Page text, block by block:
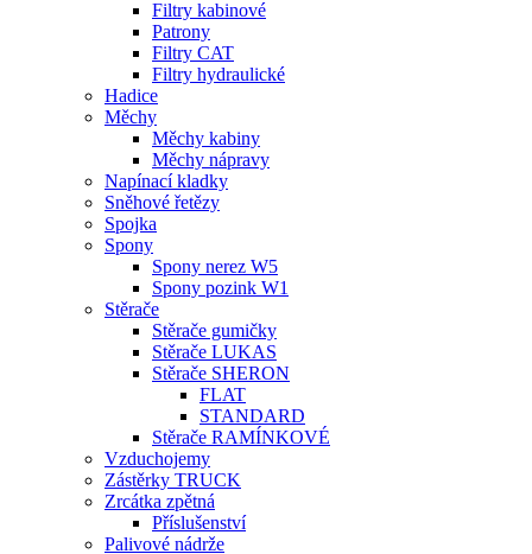
Filtry kabinové
Patrony
Filtry CAT
Filtry hydraulické
Hadice
Měchy
Měchy kabiny
Měchy nápravy
Napínací kladky
Sněhové řetězy
Spojka
Spony
Spony nerez W5
Spony pozink W1
Stěrače
Stěrače gumičky
Stěrače LUKAS
Stěrače SHERON
FLAT
STANDARD
Stěrače RAMÍNKOVÉ
Vzduchojemy
Zástěrky TRUCK
Zrcátka zpětná
Příslušenství
Palivové nádrže